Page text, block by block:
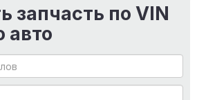
запчасть по VIN
авто